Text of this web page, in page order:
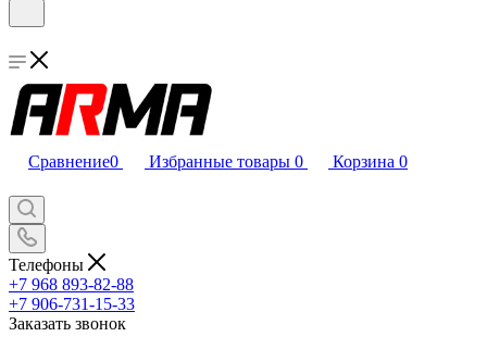
Сравнение0 Избранные товары 0 Корзина 0
Телефоны
+7 968 893-82-88
+7 906-731-15-33
Заказать звонок